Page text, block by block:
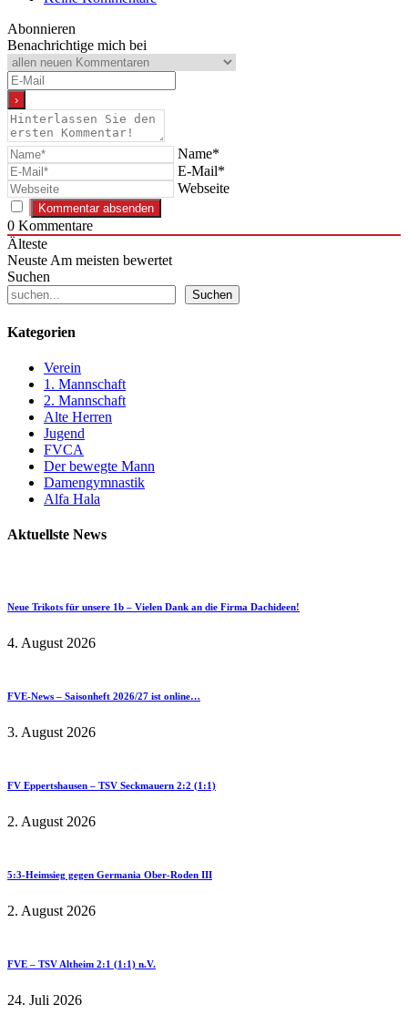
Abonnieren
Benachrichtige mich bei
Name*
E-Mail*
Webseite
0 Kommentare
Älteste
NeusteAm meisten bewertet
Suchen
Suchen
Kategorien
Verein
1. Mannschaft
2. Mannschaft
Alte Herren
Jugend
FVCA
Der bewegte Mann
Damengymnastik
Alfa Hala
Aktuellste News
Neue Trikots für unsere 1b – Vielen Dank an die Firma Dachideen!
4. August 2026
FVE-News – Saisonheft 2026/27 ist online…
3. August 2026
FV Eppertshausen – TSV Seckmauern 2:2 (1:1)
2. August 2026
5:3-Heimsieg gegen Germania Ober-Roden III
2. August 2026
FVE – TSV Altheim 2:1 (1:1) n.V.
24. Juli 2026